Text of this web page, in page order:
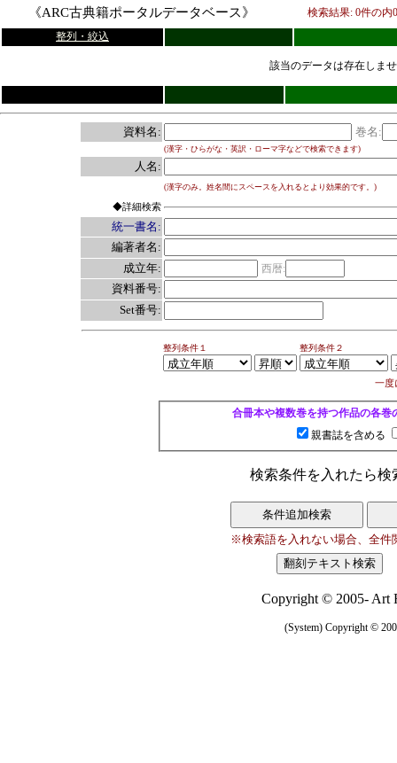
《ARC古典籍ポータルデータベース》 検索結果: 0件の内0
整列・絞込
該当のデータは存在しま
資料名: 巻名:
(漢字・ひらがな・英訳・ローマ字などで検索できます)
人名:
(漢字のみ。姓名間にスペースを入れるとより効果的です。)
◆詳細検索
統一書名:
編著者名:
成立年:
西暦:
資料番号:
Set番号:
整列条件１ 整列条件２
一度
合冊本や複数巻を持つ作品の各
親書誌を含める
検索条件を入れたら
※検索語を入れない場合、全件
Copyright © 2005- Art
(System) Copyright ©